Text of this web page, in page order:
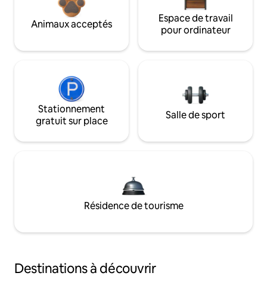
Animaux acceptés
Espace de travail
pour ordinateur
Stationnement
gratuit sur place
Salle de sport
Résidence de tourisme
Destinations à découvrir